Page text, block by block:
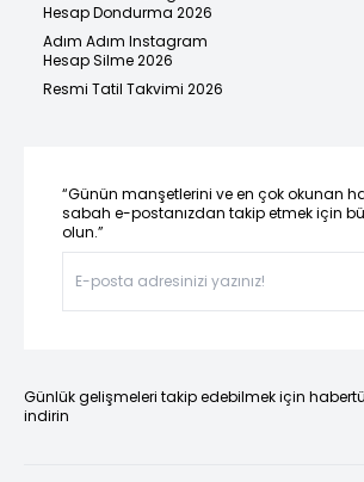
Hesap Dondurma 2026
Adım Adım Instagram
Hesap Silme 2026
Resmi Tatil Takvimi 2026
“Günün manşetlerini ve en çok okunan
sabah e-postanızdan takip etmek için
olun.”
Günlük gelişmeleri takip edebilmek için
indirin